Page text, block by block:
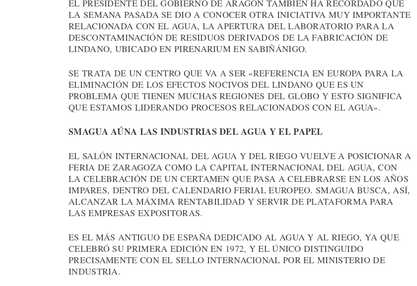
EL PRESIDENTE DEL GOBIERNO DE ARAGÓN TAMBIÉN HA RECORDADO QUE
LA SEMANA PASADA SE DIO A CONOCER OTRA INICIATIVA MUY IMPORTANTE
RELACIONADA CON EL AGUA, LA APERTURA DEL LABORATORIO PARA LA
DESCONTAMINACIÓN DE RESIDUOS DERIVADOS DE LA FABRICACIÓN DE
LINDANO, UBICADO EN PIRENARIUM EN SABIÑÁNIGO.
SE TRATA DE UN CENTRO QUE VA A SER «REFERENCIA EN EUROPA PARA LA
ELIMINACIÓN DE LOS EFECTOS NOCIVOS DEL LINDANO QUE ES UN
PROBLEMA QUE TIENEN MUCHAS REGIONES DEL GLOBO Y ESTO SIGNIFICA
QUE ESTAMOS LIDERANDO PROCESOS RELACIONADOS CON EL AGUA».
SMAGUA AÚNA LAS INDUSTRIAS DEL AGUA Y EL PAPEL
EL SALÓN INTERNACIONAL DEL AGUA Y DEL RIEGO VUELVE A POSICIONAR A
FERIA DE ZARAGOZA COMO LA CAPITAL INTERNACIONAL DEL AGUA, CON
LA CELEBRACIÓN DE UN CERTAMEN QUE PASA A CELEBRARSE EN LOS AÑOS
IMPARES, DENTRO DEL CALENDARIO FERIAL EUROPEO. SMAGUA BUSCA, ASÍ,
ALCANZAR LA MÁXIMA RENTABILIDAD Y SERVIR DE PLATAFORMA PARA
LAS EMPRESAS EXPOSITORAS.
ES EL MÁS ANTIGUO DE ESPAÑA DEDICADO AL AGUA Y AL RIEGO, YA QUE
CELEBRÓ SU PRIMERA EDICIÓN EN 1972, Y EL ÚNICO DISTINGUIDO
PRECISAMENTE CON EL SELLO INTERNACIONAL POR EL MINISTERIO DE
INDUSTRIA.